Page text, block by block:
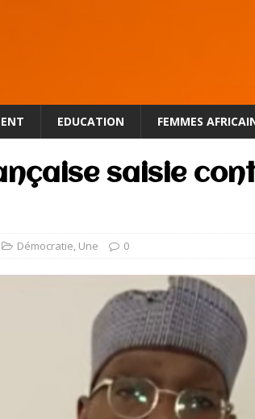
EDUCATION FEMMES
saisie
Démocratie, Une 0